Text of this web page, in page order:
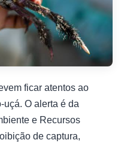
ficar atentos ao
O alerta é da
e Recursos
de captura,